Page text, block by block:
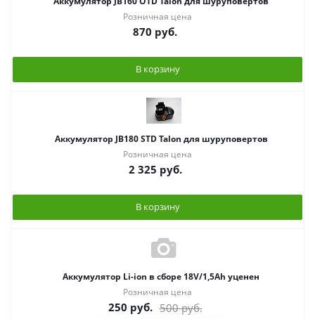
Розничная цена
870 руб.
В корзину
Аккумулятор JB180 STD Talon для шуруповертов
Розничная цена
2 325 руб.
В корзину
Аккумулятор Li-ion в сборе 18V/1,5Ah уценен
Розничная цена
250 руб. 500руб.